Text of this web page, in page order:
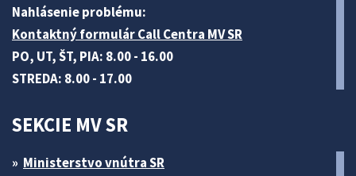
Nahlásenie problému:
Kontaktný formulár Call Centra MV SR
PO, UT, ŠT, PIA: 8.00 - 16.00
STREDA: 8.00 - 17.00
SEKCIE MV SR
Ministerstvo vnútra SR